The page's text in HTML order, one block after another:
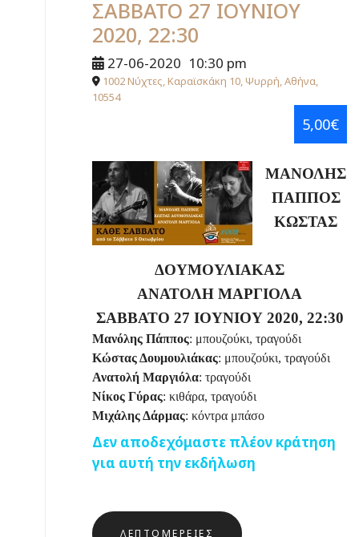
ΣΑΒΒΑΤΟ 27 ΙΟΥΝΙΟΥ
2020, 22:30
27-06-2020 10:30 pm
1002 Νύχτες, Καραϊσκάκη 10, Ψυρρή, Αθήνα,
10554
5,00€
ΜΑΝΟΛΗΣ
ΠΑΠΠΟΣ
ΚΩΣΤΑΣ
ΔΟΥΜΟΥΛΙΑΚΑΣ
ΑΝΑΤΟΛΗ ΜΑΡΓΙΟΛΑ
ΣΑΒΒΑΤΟ 27 ΙΟΥΝΙΟΥ 2020, 22:30
Μανόλης Πάππος: μπουζούκι, τραγούδι
Κώστας Δουμουλιάκας: μπουζούκι, τραγούδι
Ανατολή Μαργιόλα: τραγούδι
Νίκος Γύρας: κιθάρα, τραγούδι
Μιχάλης Δάρμας: κόντρα μπάσο
Δεν αποδεχόμαστε πλέον κράτηση
για αυτή την εκδήλωση
ΛΕΠΤΟΜΈΡΕΙΕΣ